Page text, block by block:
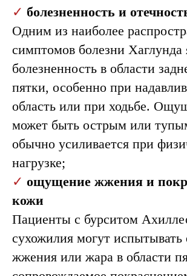
✓ болезненность и
Одним из наиболее
симптомов болезни Хаглунда
болезненность в области
пятки, особенно при
область или при ходьбе.
может быть острым или
обычно усиливается при
нагрузке;
✓ ощущение жжения и
кожи
Пациенты с бурситом
сухожилия могут
жжения или жара в области